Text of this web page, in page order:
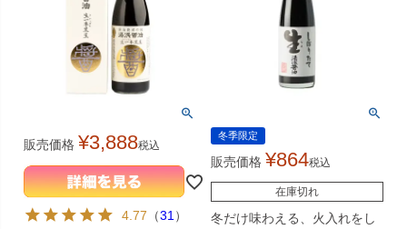
販売価格 ¥3,888税込
4.77 （31）
冬季限定
販売価格 ¥864税込
在庫切れ
冬だけ味わえる、火入れをし